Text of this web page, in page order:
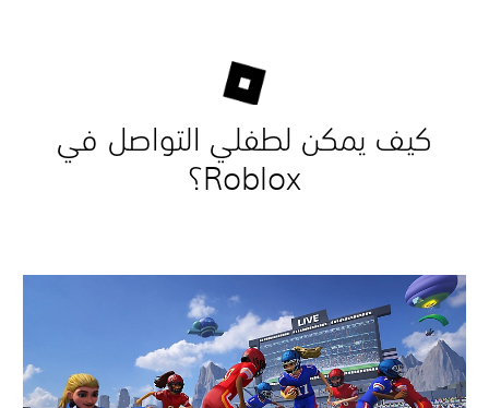
كيف يمكن لطفلي التواصل في
Roblox؟